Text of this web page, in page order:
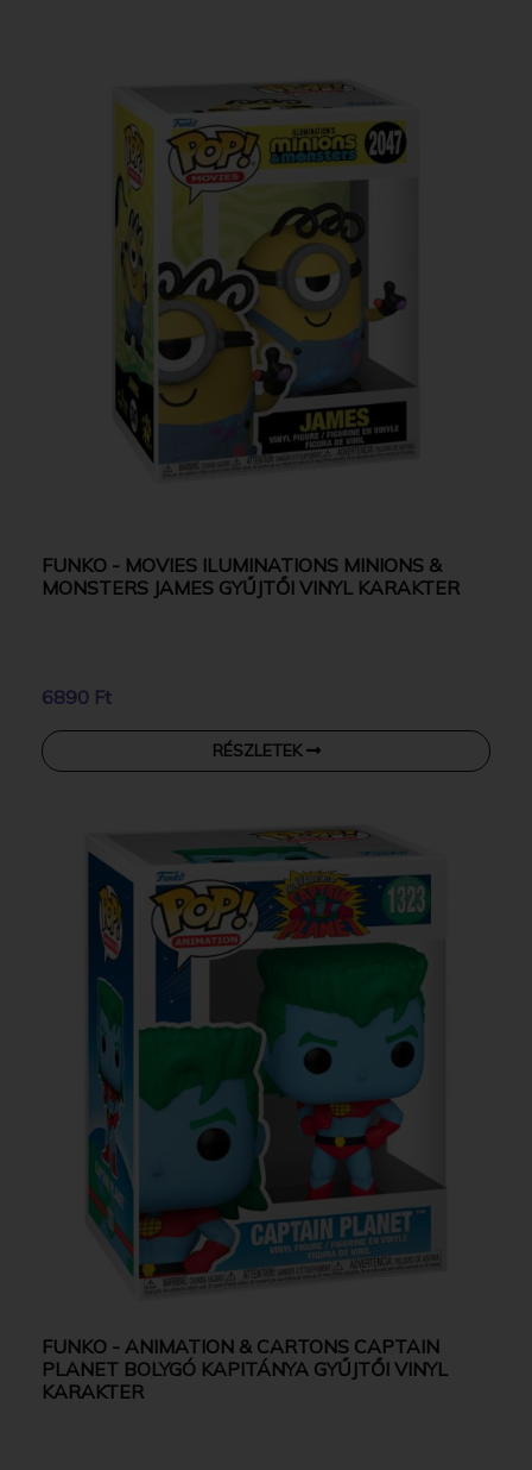
FUNKO - MOVIES ILUMINATIONS MINIONS &
MONSTERS JAMES GYŰJTŐI VINYL KARAKTER
6890 Ft
RÉSZLETEK
FUNKO - ANIMATION & CARTONS CAPTAIN
PLANET BOLYGÓ KAPITÁNYA GYŰJTŐI VINYL
KARAKTER